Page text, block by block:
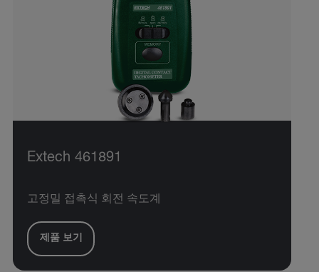
Extech 461891
고정밀 접촉식 회전 속도계
제품 보기